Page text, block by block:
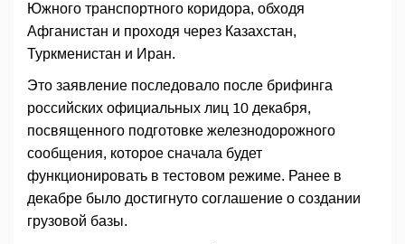
Южного транспортного коридора, обходя
Афганистан и проходя через Казахстан,
Туркменистан и Иран.
Это заявление последовало после брифинга
российских официальных лиц 10 декабря,
посвященного подготовке железнодорожного
сообщения, которое сначала будет
функционировать в тестовом режиме. Ранее в
декабре было достигнуто соглашение о создании
грузовой базы.